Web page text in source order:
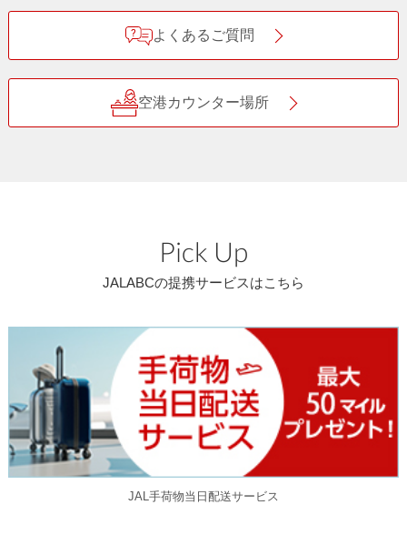
よくあるご質問
空港カウンター場所
Pick Up
JALABCの提携サービスはこちら
JAL手荷物当日配送サービス